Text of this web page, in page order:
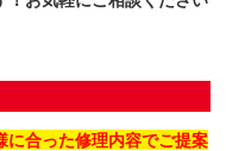
に合った修理内容でご提案